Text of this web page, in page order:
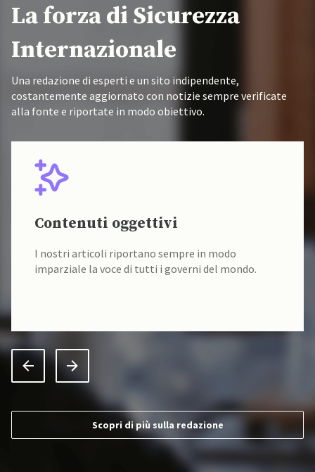
La forza di Sicurezza
Internazionale
Una redazione di esperti e un sito indipendente,
costantemente aggiornato con notizie sempre verificate
alla fonte e riportate in modo obiettivo.
Contenuti oggettivi
I nostri articoli riportano sempre in modo
imparziale la voce di tutti i governi del mondo.
Scopri di più sulla redazione